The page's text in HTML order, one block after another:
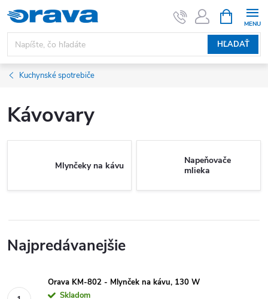
Prejsť na obsah
HĽADAŤ
Kuchynské spotrebiče
Kávovary
Mlynčeky na kávu
Napeňovače
mlieka
Najpredávanejšie
Orava KM-802 - Mlynček na kávu, 130 W
Skladom